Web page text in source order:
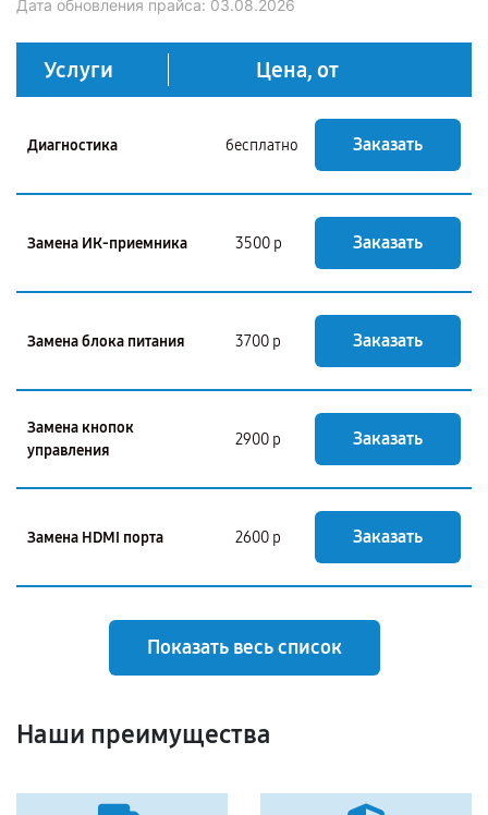
Дата обновления прайса: 03.08.2026
Услуги Цена, от
Диагностика бесплатно Заказать
Замена ИК-приемника 3500 р Заказать
Замена блока питания 3700 р Заказать
Замена кнопок
управления
2900 р Заказать
Замена HDMI порта 2600 р Заказать
Показать весь список
Наши преимущества